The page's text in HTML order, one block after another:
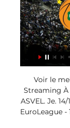
Voir le
Streaming À
ASVEL. Je.
EuroLeague -